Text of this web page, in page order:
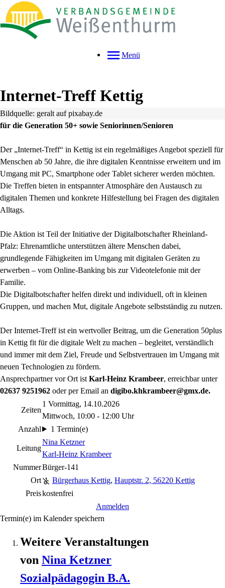
Menü
Internet-Treff Kettig
Bildquelle: geralt auf pixabay.de
für die Generation 50+ sowie Seniorinnen/Senioren
Der „Internet-Treff“ in Kettig ist ein regelmäßiges Angebot speziell für
Menschen ab 50 Jahre, die ihre digitalen Kenntnisse erweitern und im
Umgang mit PC, Smartphone oder Tablet sicherer werden möchten.
Die Treffen bieten in entspannter Atmosphäre den Austausch zu
digitalen Themen und konkrete Hilfestellung bei Fragen des digitalen
Alltags.
Die Aktion ist Teil der Initiative der Digitalbotschafter Rheinland-
Pfalz: Ehrenamtliche unterstützen ältere Menschen dabei,
grundlegende Fähigkeiten im Umgang mit digitalen Geräten zu
erwerben – vom Online-Banking bis zur Videotelefonie mit der
Familie.
Die Digitalbotschafter helfen direkt und individuell, oft in kleinen
Gruppen, und machen Mut, digitale Angebote selbstständig zu nutzen.
Der Internet-Treff ist ein wertvoller Beitrag, um die Generation 50plus
in Kettig fit für die digitale Welt zu machen – begleitet, verständlich
und immer mit dem Ziel, Freude und Selbstvertrauen im Umgang mit
neuen Technologien zu fördern.
Ansprechpartner vor Ort ist Karl-Heinz Krambeer, erreichbar unter
02637 9251962 oder per Email an digibo.khkrambeer@gmx.de.
Zeiten
1 Vormittag, 14.10.2026
Mittwoch, 10:00 - 12:00 Uhr
Anzahl
1 Termin(e)
Leitung
Nina Ketzner
Karl-Heinz Krambeer
NummerBürger-141
Ort
Bürgerhaus Kettig, Hauptstr. 2, 56220 Kettig
Preiskostenfrei
Anmelden
Termin(e) im Kalender speichern
Weitere Veranstaltungen
von Nina Ketzner
Sozialpädagogin B.A.